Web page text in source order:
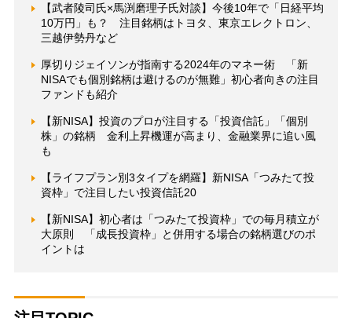
【武者陵司氏×馬渕磨理子氏対談】今後10年で「日経平均
10万円」も？ 注目銘柄はトヨタ、東京エレクトロン、
三越伊勢丹など
厚切りジェイソンが指南する2024年のマネー術 「新
NISAでも個別銘柄は避けるのが無難」初心者向きの注目
ファンドも紹介
【新NISA】投資のプロが注目する「投資信託」「個別
株」の銘柄 金利上昇機運が高まり、金融業界に追い風
も
【ライフプラン別3タイプを網羅】新NISA「つみたて投
資枠」で注目したい投資信託20
【新NISA】初心者は「つみたて投資枠」での毎月積立が
大原則 「成長投資枠」と併用する場合の銘柄選びのポ
イントは